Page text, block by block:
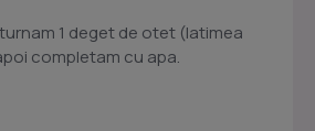
1 deget de otet (latimea
completam cu apa.